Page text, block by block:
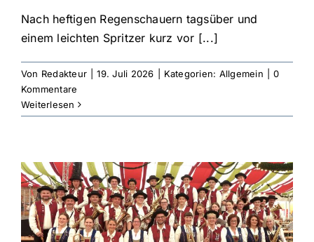
Nach heftigen Regenschauern tagsüber und
einem leichten Spritzer kurz vor [...]
Von Redakteur 19. Juli 2026 Kategorien: Allgemein
0
Kommentare
Weiterlesen